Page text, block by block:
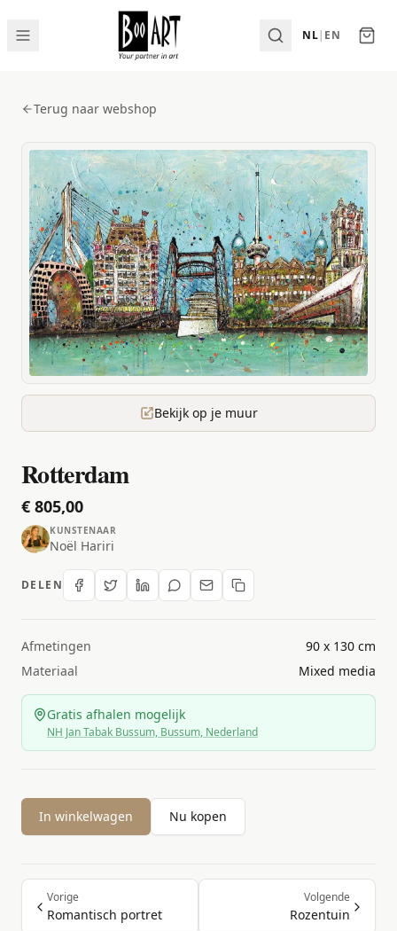
NL| EN
Terug naar webshop
Bekijk op je muur
Rotterdam
€ 805,00
KUNSTENAAR
Noël Hariri
DELEN
Afmetingen
90 x 130 cm
Materiaal
Mixed media
Gratis afhalen mogelijk
NH Jan Tabak Bussum, Bussum, Nederland
In winkelwagen Nu kopen
Vorige
Romantisch portret
Volgende
Rozentuin